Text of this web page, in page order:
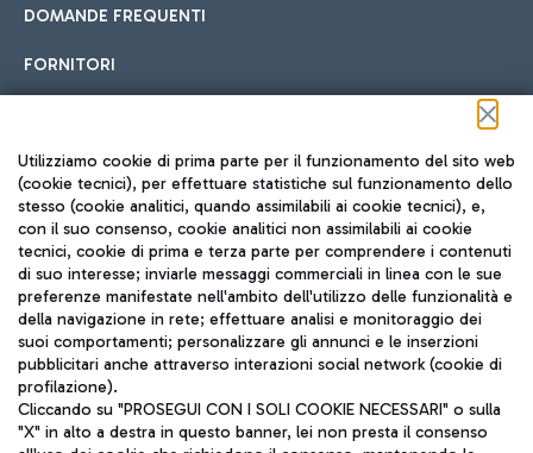
DOMANDE FREQUENTI
FORNITORI
Seguici sui social
TRAVEL JOURNAL
ITA
Utilizziamo cookie di prima parte per il funzionamento del sito web
(cookie tecnici), per effettuare statistiche sul funzionamento dello
stesso (cookie analitici, quando assimilabili ai cookie tecnici), e,
con il suo consenso, cookie analitici non assimilabili ai cookie
tecnici, cookie di prima e terza parte per comprendere i contenuti
di suo interesse; inviarle messaggi commerciali in linea con le sue
preferenze manifestate nell'ambito dell'utilizzo delle funzionalità e
della navigazione in rete; effettuare analisi e monitoraggio dei
suoi comportamenti; personalizzare gli annunci e le inserzioni
pubblicitari anche attraverso interazioni social network (cookie di
profilazione).
Cliccando su "PROSEGUI CON I SOLI COOKIE NECESSARI" o sulla
"X" in alto a destra in questo banner, lei non presta il consenso